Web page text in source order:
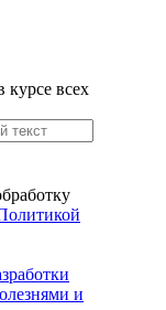
курсе всех
и